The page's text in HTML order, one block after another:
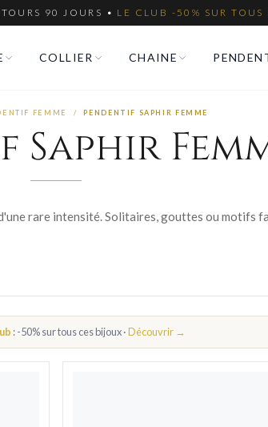
90 JOURS • LE CLUB -50% SUR TOUS
COLLIER CHAINE
FEMME / PENDENTIF SAPHIR FEMME
: -50% sur tous ces bijoux ·Découvrir →